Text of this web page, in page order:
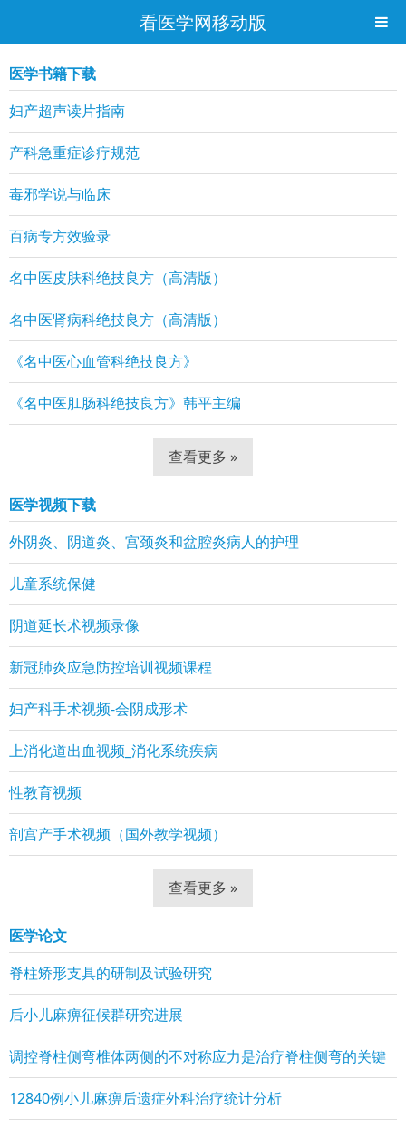
看医学网移动版
医学书籍下载
妇产超声读片指南
产科急重症诊疗规范
毒邪学说与临床
百病专方效验录
名中医皮肤科绝技良方（高清版）
名中医肾病科绝技良方（高清版）
《名中医心血管科绝技良方》
《名中医肛肠科绝技良方》韩平主编
查看更多 »
医学视频下载
外阴炎、阴道炎、宫颈炎和盆腔炎病人的护理
儿童系统保健
阴道延长术视频录像
新冠肺炎应急防控培训视频课程
妇产科手术视频-会阴成形术
上消化道出血视频_消化系统疾病
性教育视频
剖宫产手术视频（国外教学视频）
查看更多 »
医学论文
脊柱矫形支具的研制及试验研究
后小儿麻痹征候群研究进展
调控脊柱侧弯椎体两侧的不对称应力是治疗脊柱侧弯的关键
12840例小儿麻痹后遗症外科治疗统计分析